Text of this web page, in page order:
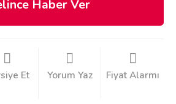
Haber Ver
Et Yorum Yaz Fiyat Alarmı